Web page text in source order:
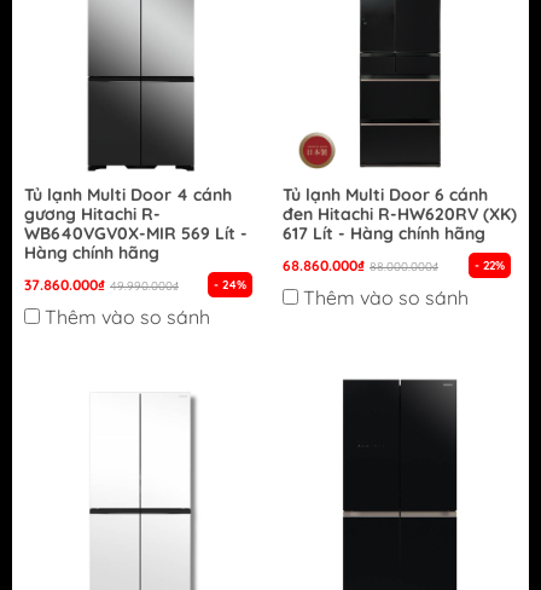
Tủ lạnh Multi Door 4 cánh
gương Hitachi R-
WB640VGV0X-MIR 569 Lít -
Hàng chính hãng
37.860.000₫ 49.990.000₫ - 24%
Thêm vào so sánh
Tủ lạnh Multi Door 6 cánh
đen Hitachi R-HW620RV (XK)
617 Lít - Hàng chính hãng
68.860.000₫ 88.000.000₫ - 22%
Thêm vào so sánh